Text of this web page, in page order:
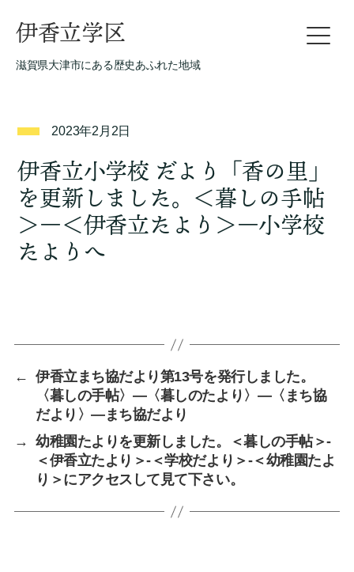
伊香立学区
滋賀県大津市にある歴史あふれた地域
2023年2月2日
伊香立小学校 だより「香の里」
を更新しました。＜暮しの手帖
＞―＜伊香立たより＞―小学校
たよりへ
←
伊香立まち協だより第13号を発行しました。
〈暮しの手帖〉―〈暮しのたより〉―〈まち協
だより〉―まち協だより
→
幼稚園たよりを更新しました。＜暮しの手帖＞-
＜伊香立たより＞-＜学校だより＞-＜幼稚園たよ
り＞にアクセスして見て下さい。